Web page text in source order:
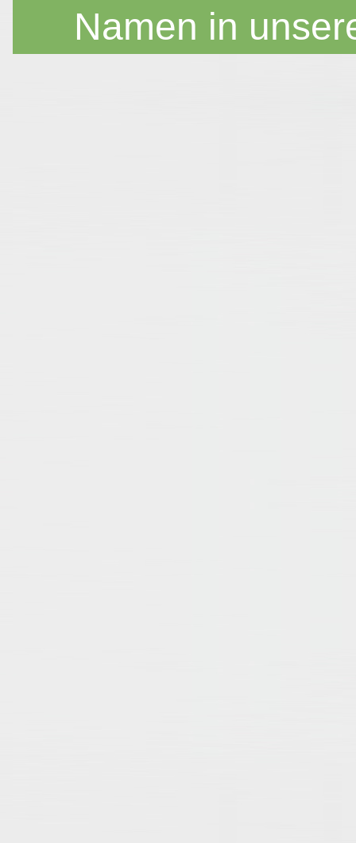
Namen in